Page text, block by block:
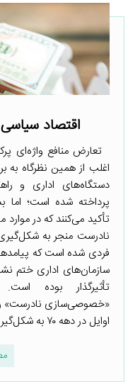
اقتصاد
تعارض منافع واژه‌ای
اغلب از همین نظرگاه به
دستگاه‌های اداری و
پرداخته شده است؛ اما
تأکید می‌کنند که در
نادرست منجر به
فردی شده است که
سازمان‌های اداری ختم
تأثیرگذار بوده
«خصوصی‌سازی نادرست»
اوایل در دهه ۷۰ به شکل‌گیری ...